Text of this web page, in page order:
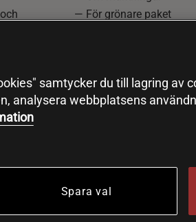
— För grönare paket
samtycker du till lagring av
analysera webbplatsens
Spara val